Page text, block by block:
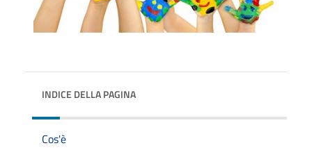
INDICE DELLA PAGINA
Cos'è